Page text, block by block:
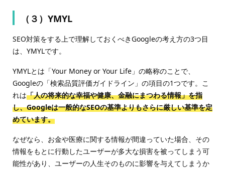
（３）YMYL
SEO対策をする上で理解しておくべきGoogleの考え方の3つ目
は、YMYLです。
YMYLとは「Your Money or Your Life」の略称のことで、
Googleの「検索品質評価ガイドライン」の項目の1つです。こ
れは「人の将来的な幸福や健康、金融にまつわる情報」を指
し、Googleは一般的なSEOの基準よりもさらに厳しい基準を定
めています。
なぜなら、お金や医療に関する情報が間違っていた場合、その
情報をもとに行動したユーザーが多大な損害を被ってしまう可
能性があり、ユーザーの人生そのものに影響を与えてしまうか